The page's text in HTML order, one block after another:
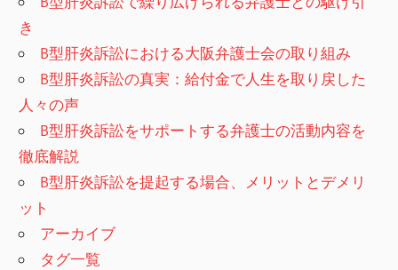
き
B型肝炎訴訟における大阪弁護士会の取り組み
B型肝炎訴訟の真実：給付金で人生を取り戻した
人々の声
B型肝炎訴訟をサポートする弁護士の活動内容を
徹底解説
B型肝炎訴訟を提起する場合、メリットとデメリ
ット
アーカイブ
タグ一覧